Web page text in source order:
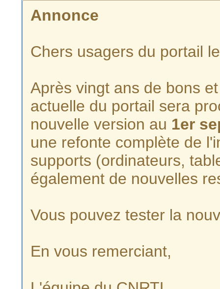
Annonce
Chers usagers du portail
Après vingt ans de bons
actuelle du portail sera
nouvelle version au 1er
une refonte complète de
supports (ordinateurs,
également de nouvelles
Vous pouvez tester la
En vous remerciant,